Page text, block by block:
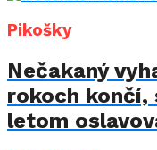
Pikošky
Nečakaný
rokoch končí,
letom